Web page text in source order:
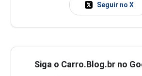
Seguir no X
Siga o Carro.Blog.br no